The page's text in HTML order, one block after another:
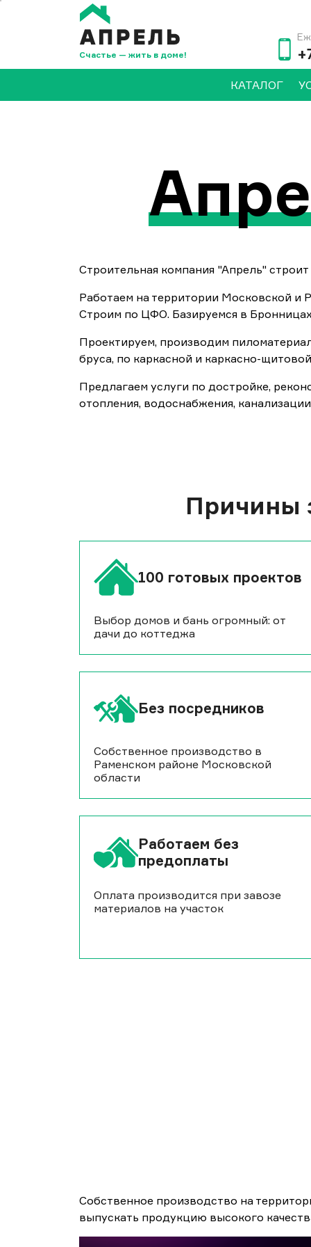
Счастье — жить в доме!
КАТАЛОГ
Строительная компания "Апрель"
Работаем на территории Московской и
Строим по ЦФО. Базируемся в
Проектируем, производим
бруса, по каркасной и каркасно-
Предлагаем услуги по достройке,
отопления, водоснабжения,
Причины
100 готовых проектов
Выбор домов и бань огромный: от
дачи до коттеджа
Без посредников
Собственное производство в
Раменском районе Московской
области
Работаем без
предоплаты
Оплата производится при завозе
материалов на участок
Собственное производство на
выпускать продукцию высокого